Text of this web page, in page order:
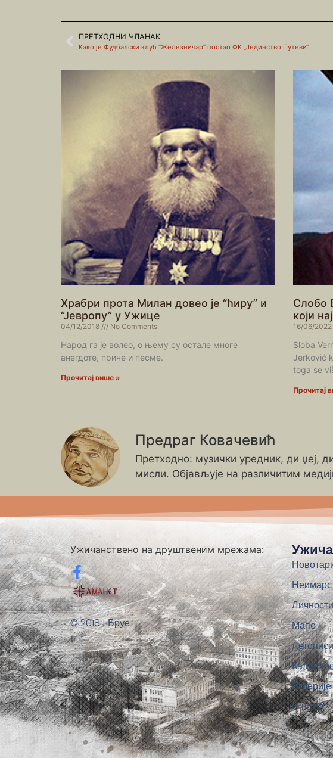
ПРЕТХОДНИ ЧЛАНАК
Како је Фудбалски клуб “Железничар” постао ФК „Јединство Путеви“
Храбри прота Милан довео је “ћиру” и
“Јевропу” у Ужице
04/12/2018 No Comments
Народ га је волео, о њему су остале многе
анегдоте, приче и песме.
Прочитај више »
Слобо
који
16/06/2022
Sloba
Jerković
toga se
Прочитај
Предраг Ковачевић
Претходно: музички уредник, ди џеј,
мисли. Објављује на различитим
Ужичанствено на друштвеним мрежама:
© 2018 | Бруе
Мапе
Галерије
О нама